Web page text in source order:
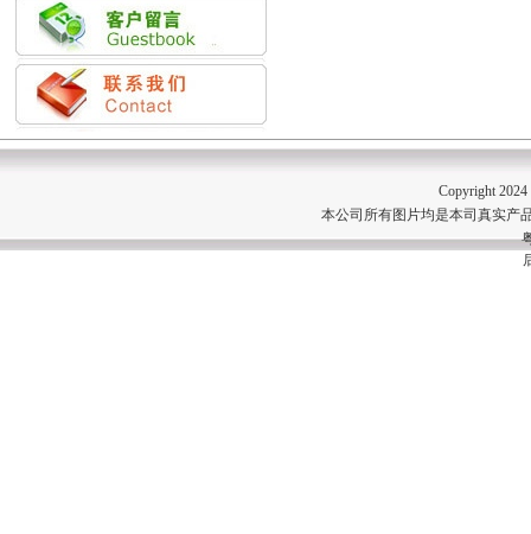
Copyright
本公司所有图片均是本司真实产